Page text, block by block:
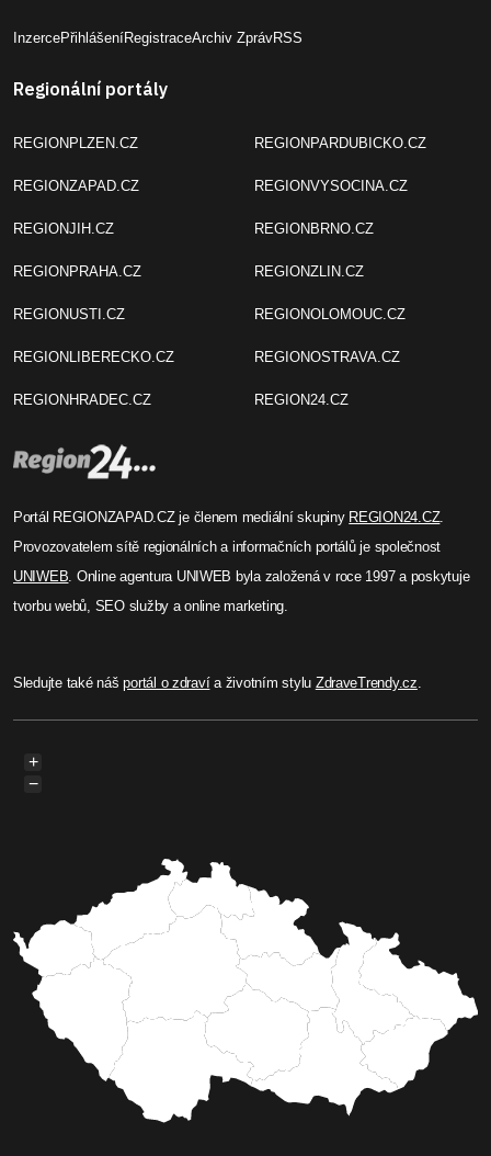
InzercePřihlášeníRegistraceArchiv ZprávRSS
Regionální portály
REGIONPLZEN.CZ
REGIONZAPAD.CZ
REGIONJIH.CZ
REGIONPRAHA.CZ
REGIONUSTI.CZ
REGIONLIBERECKO.CZ
REGIONHRADEC.CZ
REGIONPARDUBICKO.CZ
REGIONVYSOCINA.CZ
REGIONBRNO.CZ
REGIONZLIN.CZ
REGIONOLOMOUC.CZ
REGIONOSTRAVA.CZ
REGION24.CZ
Portál REGIONZAPAD.CZ je členem mediální skupiny REGION24.CZ.
Provozovatelem sítě regionálních a informačních portálů je společnost
UNIWEB. Online agentura UNIWEB byla založená v roce 1997 a poskytuje
tvorbu webů, SEO služby a online marketing.
Sledujte také nášportál o zdravía životním stylu ZdraveTrendy.cz.
+
−